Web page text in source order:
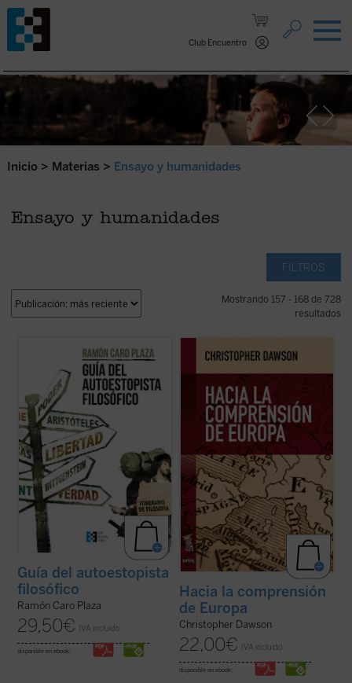
Club Encuentro
Saltar al contenido.
Inicio > Materias > Ensayo y humanidades
Ensayo y humanidades
FILTROS
Mostrando 157 - 168 de 728
resultados
Explora este mundo, la realidad que te
rodea y la que te constituye. La obra que
tienes ahora en tus manos pretende
rastrear los enclaves principales en
compañía de los grandes pensadores.
Además, te ofrece herramientas para
localizar tu propio ...
Guía del autoestopista
filosófico
Ramón Caro Plaza
29,50€ IVA incluido
disponible en ebook:
En tiempos de fuertes rechazos y dudas
sobre la validez del proyecto europeo y,
comprensión de Europa
resulta un texto
tan iluminador como cuando se publicó por
(ver ficha)
Hacia la comprensión
de Europa
Christopher Dawson
22,00€ IVA incluido
disponible en ebook: